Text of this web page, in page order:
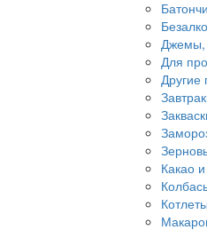
Джемы,
Для
Другие
Какао